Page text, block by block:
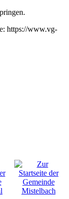
https://www.vg-